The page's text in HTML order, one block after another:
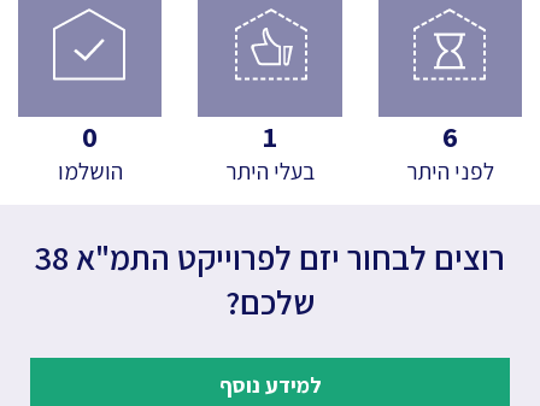
6
לפני היתר
1
בעלי היתר
0
הושלמו
רוצים לבחור יזם לפרוייקט התמ"א 38
שלכם?
למידע נוסף